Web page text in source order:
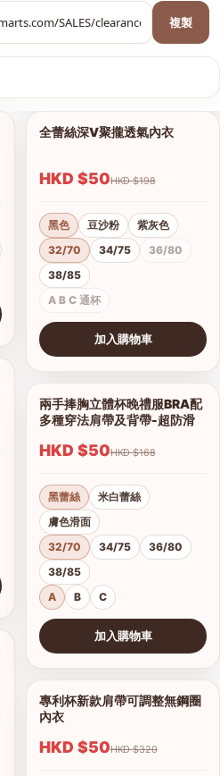
複製
全蕾絲深V聚攏透氣內衣
HKD $50 HKD $198
黑色 豆沙粉
紫灰色
32/70
34/75
36/80
38/85
A B C 通杯
加入購物車
1/12
查看圖片
兩手捧胸立體杯晚禮服BRA配
多種穿法肩帶及背帶-超防滑
HKD $50 HKD $168
黑蕾絲
米白蕾絲
膚色滑面
32/70
34/75
36/80
38/85
A
B C
加入購物車
1/9
查看圖片
專利杯新款肩帶可調整無鋼圈
內衣
HKD $50 HKD $320